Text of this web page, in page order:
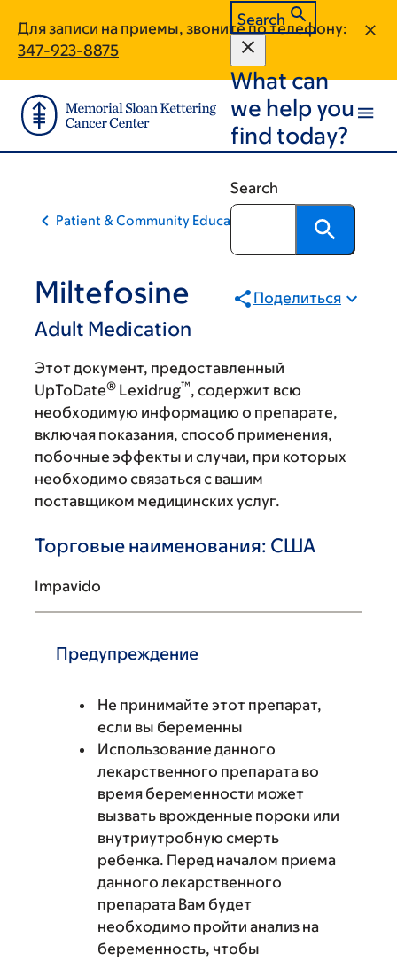
main
content
footer
Для записи на приемы, звоните по телефону:
347-923-8875
Search
What can
we help you
find today?
Search
Patient & Community Education
Miltefosine
Adult Medication
Поделиться
Этот документ, предоставленный
UpToDate® Lexidrug™, содержит всю
необходимую информацию о препарате,
включая показания, способ применения,
побочные эффекты и случаи, при которых
необходимо связаться с вашим
поставщиком медицинских услуг.
Торговые наименования: США
Impavido
Предупреждение
Не принимайте этот препарат,
если вы беременны
Использование данного
лекарственного препарата во
время беременности может
вызвать врожденные пороки или
внутриутробную смерть
ребенка. Перед началом приема
данного лекарственного
препарата Вам будет
необходимо пройти анализ на
беременность, чтобы